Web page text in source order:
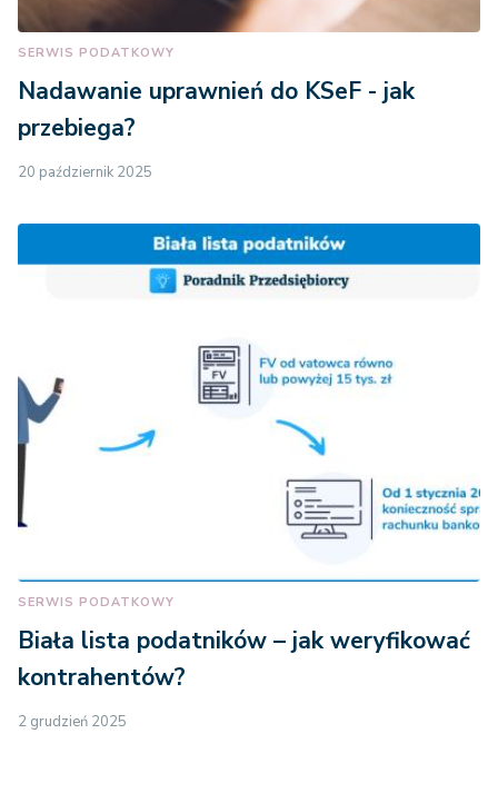
SERWIS PODATKOWY
Nadawanie uprawnień do KSeF - jak
przebiega?
20 październik 2025
SERWIS PODATKOWY
Biała lista podatników – jak weryfikować
kontrahentów?
2 grudzień 2025